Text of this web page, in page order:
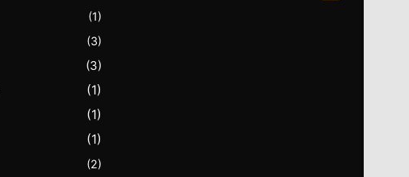
(1)
(3)
(3)
(1)
(1)
(1)
(2)